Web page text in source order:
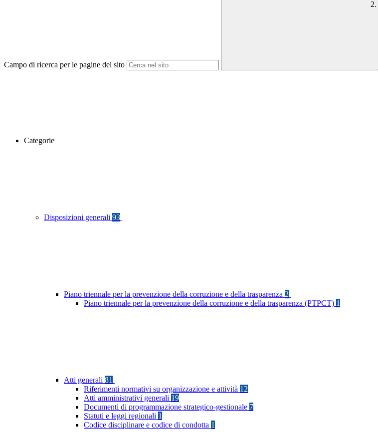
Campo di ricerca per le pagine del sito
Categorie
Disposizioni generali 93
Piano triennale per la prevenzione della corruzione e della trasparenza 2
Piano triennale per la prevenzione della corruzione e della trasparenza (PTPCT) 1
Atti generali 81
Riferimenti normativi su organizzazione e attività 12
Atti amministrativi generali 19
Documenti di programmazione strategico-gestionale 7
Statuti e leggi regionali 1
Codice disciplinare e codice di condotta 1